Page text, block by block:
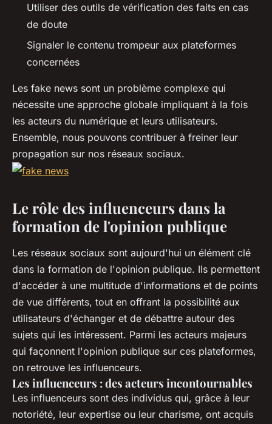
Utiliser des outils de vérification des faits en cas
de doute
Signaler le contenu trompeur aux plateformes
concernées
Les fake news sont un problème complexe qui
nécessite une approche globale impliquant à la fois
les acteurs du numérique et leurs utilisateurs.
Ensemble, nous pouvons contribuer à freiner leur
propagation sur nos réseaux sociaux.
Le rôle des influenceurs dans la
formation de l'opinion publique
Les réseaux sociaux sont aujourd'hui un élément clé
dans la formation de l'opinion publique. Ils permettent
d'accéder à une multitude d'informations et de points
de vue différents, tout en offrant la possibilité aux
utilisateurs d'échanger et de débattre autour des
sujets qui les intéressent. Parmi les acteurs majeurs
qui façonnent l'opinion publique sur ces plateformes,
on retrouve les influenceurs.
Les influenceurs : des acteurs incontournables
Les influenceurs sont des individus qui, grâce à leur
notoriété, leur expertise ou leur charisme, ont acquis